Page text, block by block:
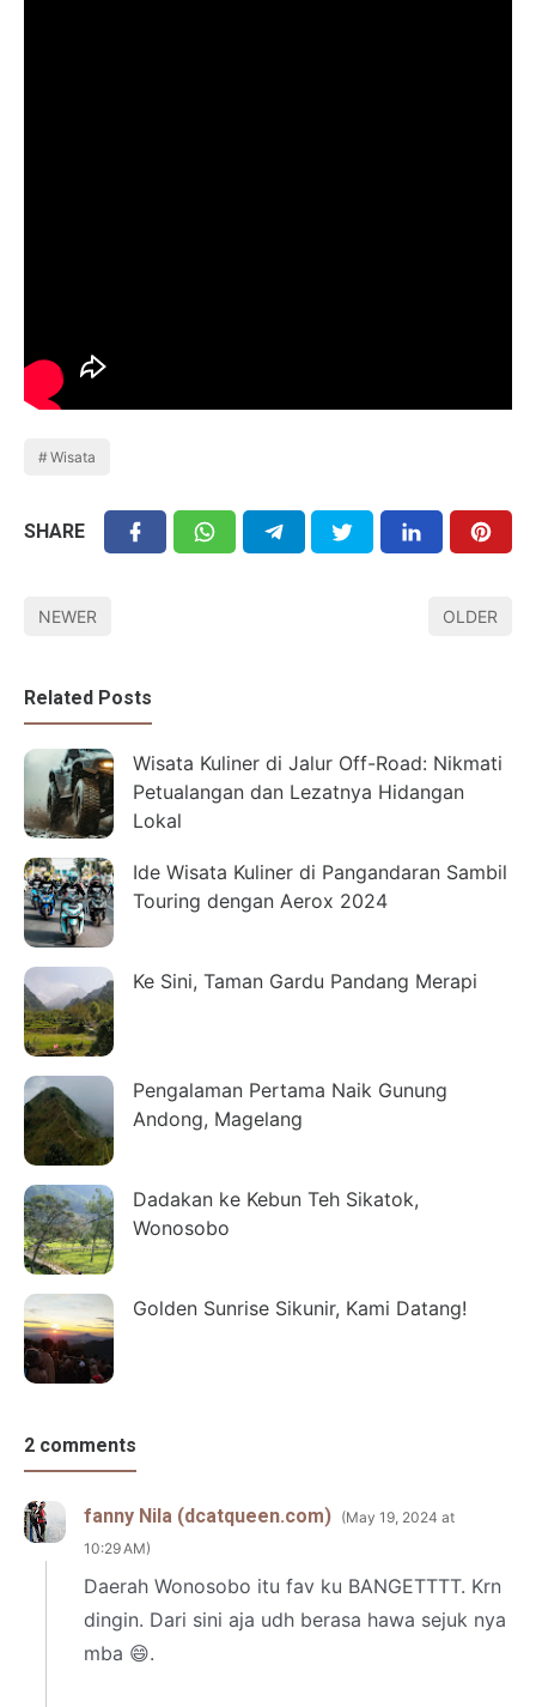
Wisata
SHARE
NEWER OLDER
Related Posts
Wisata Kuliner di Jalur Off-Road: Nikmati
Petualangan dan Lezatnya Hidangan
Lokal
Ide Wisata Kuliner di Pangandaran Sambil
Touring dengan Aerox 2024
Ke Sini, Taman Gardu Pandang Merapi
Pengalaman Pertama Naik Gunung
Andong, Magelang
Dadakan ke Kebun Teh Sikatok,
Wonosobo
Golden Sunrise Sikunir, Kami Datang!
2 comments
fanny Nila (dcatqueen.com)
May 19, 2024 at
10:29 AM
Daerah Wonosobo itu fav ku BANGETTTT. Krn
dingin. Dari sini aja udh berasa hawa sejuk nya
mba 😄.